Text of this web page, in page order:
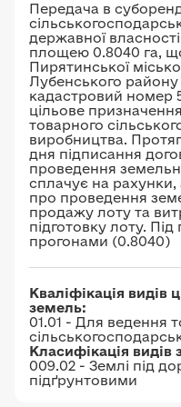
Передача в
державної
площею 0.8040 га,
Пирятинської
Лубенського району
кадастровий номер
цільове
товарного
виробництва.
дня підписання
проведення
сплачує на рахунки,
про проведення
продажу лоту та
підготовку лоту.
прогонами (0.8040)
Кваліфікація видів
земель:
01.01 - Для ведення
Класифікація видів
009.02 - Землі під
підґрунтовими